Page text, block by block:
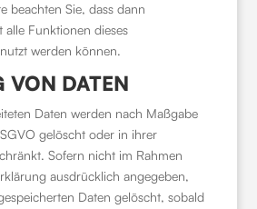
beachten Sie, dass dann
alle Funktionen dieses
werden können.
VON DATEN
Daten werden nach Maßgabe
gelöscht oder in ihrer
Sofern nicht im Rahmen
ausdrücklich angegeben,
Daten gelöscht, sobald